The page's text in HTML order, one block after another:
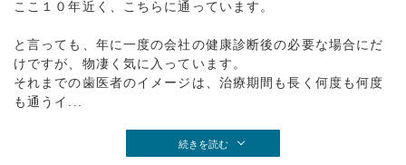
ここ１０年近く、こちらに通っています。
と言っても、年に一度の会社の健康診断後の必要な場合にだ
けですが、物凄く気に入っています。
それまでの歯医者のイメージは、治療期間も長く何度も何度
も通うイ...
続きを読む